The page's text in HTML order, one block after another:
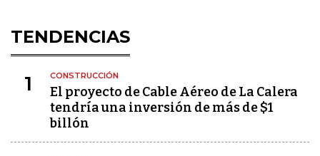
TENDENCIAS
1 CONSTRUCCIÓN
El proyecto de Cable Aéreo de La Calera
tendría una inversión de más de $1
billón